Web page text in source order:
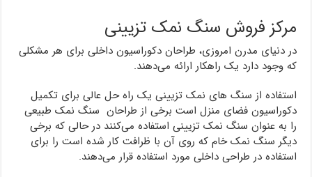
مرکز فروش سنگ نمک تزیینی
در دنیای مدرن امروزی، طراحان دکوراسیون داخلی برای هر مشکلی
که وجود دارد یک راهکار ارائه می‌دهند.
استفاده از سنگ های نمک تزیینی یک راه حل عالی برای تکمیل
دکوراسیون فضای منزل است برخی از طراحان سنگ نمک طبیعی
را به عنوان سنگ نمک تزیینی استفاده می‌کنند در حالی که برخی
دیگر سنگ نمک خام که روی آن با ظرافت کار شده است را برای
استفاده در طراحی داخلی مورد استفاده قرار می‌دهند.